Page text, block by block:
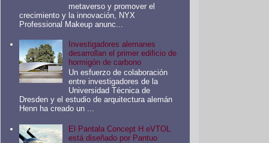
metaverso y promover el
crecimiento y la innovación, NYX
Professional Makeup anunc...
Investigadores alemanes
desarrollan el primer edificio de
hormigón de carbono
Un esfuerzo de colaboración
entre investigadores de la
Universidad Técnica de
Dresden y el estudio de arquitectura alemán
Henn ha creado un ...
El Pantala Concept H eVTOL
está diseñado por Pantuo